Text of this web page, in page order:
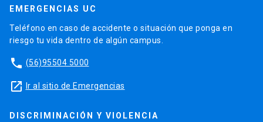
EMERGENCIAS UC
Teléfono en caso de accidente o situación que ponga en
riesgo tu vida dentro de algún campus.
phone (56)95504 5000
launch Ir al sitio de Emergencias
DISCRIMINACIÓN Y VIOLENCIA